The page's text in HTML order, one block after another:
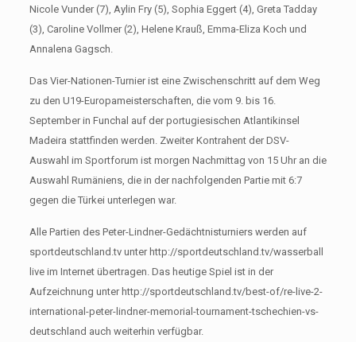
Nicole Vunder (7), Aylin Fry (5), Sophia Eggert (4), Greta Tadday
(3), Caroline Vollmer (2), Helene Krauß, Emma-Eliza Koch und
Annalena Gagsch.
Das Vier-Nationen-Turnier ist eine Zwischenschritt auf dem Weg
zu den U19-Europameisterschaften, die vom 9. bis 16.
September in Funchal auf der portugiesischen Atlantikinsel
Madeira stattfinden werden. Zweiter Kontrahent der DSV-
Auswahl im Sportforum ist morgen Nachmittag von 15 Uhr an die
Auswahl Rumäniens, die in der nachfolgenden Partie mit 6:7
gegen die Türkei unterlegen war.
Alle Partien des Peter-Lindner-Gedächtnisturniers werden auf
sportdeutschland.tv unter http://sportdeutschland.tv/wasserball
live im Internet übertragen. Das heutige Spiel ist in der
Aufzeichnung unter http://sportdeutschland.tv/best-of/re-live-2-
international-peter-lindner-memorial-tournament-tschechien-vs-
deutschland auch weiterhin verfügbar.